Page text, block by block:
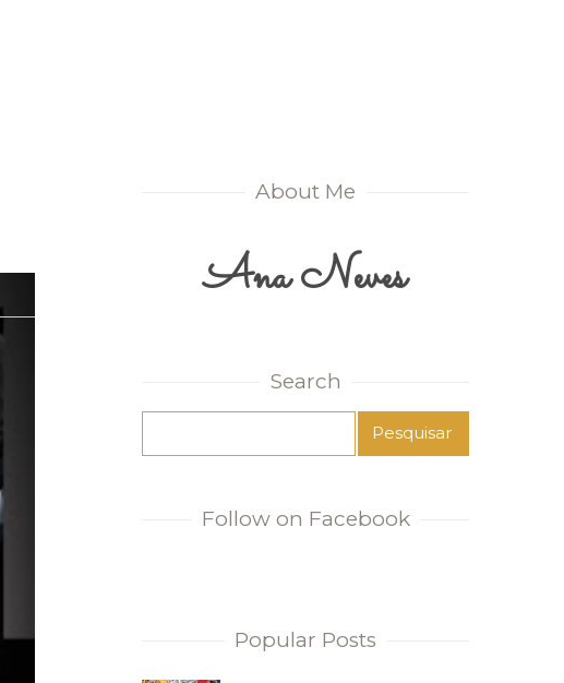
About Me
Ana Neves
Search
Follow on Facebook
Popular Posts